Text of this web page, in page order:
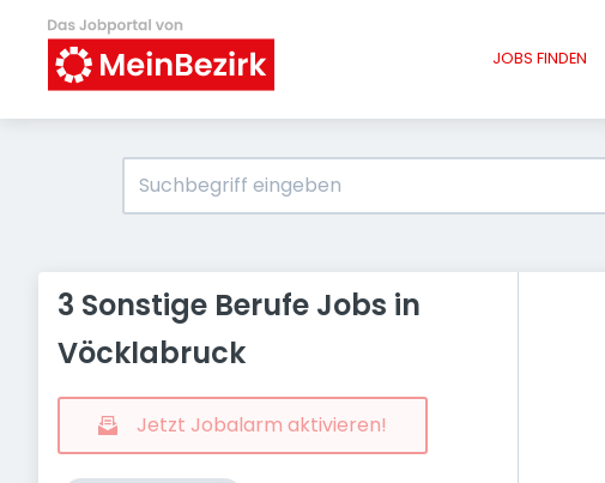
JOBS FINDEN
3 Sonstige Berufe Jobs in
Vöcklabruck
Jetzt Jobalarm aktivieren!